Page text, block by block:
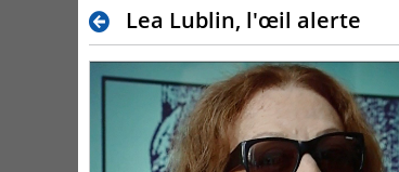
Lea Lublin, l'œil alerte